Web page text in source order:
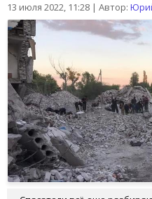
13 июля 2022, 11:28 | Автор: